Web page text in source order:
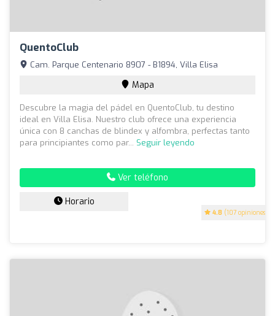
QuentoClub
4.8 (107 opiniones)
Cam. Parque Centenario 8907 - B1894, Villa Elisa
Mapa
Descubre la magia del pádel en QuentoClub, tu destino
ideal en Villa Elisa. Nuestro club ofrece una experiencia
única con 8 canchas de blindex y alfombra, perfectas tanto
para principiantes como par... Seguir leyendo
Ver teléfono
Horario